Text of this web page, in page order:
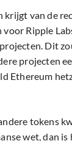
krijgt van de
Ripple
Dit
projecten
Ethereum
tokens
wet, dan